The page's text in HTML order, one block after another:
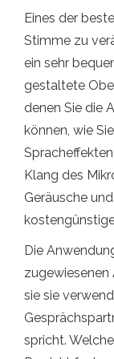
Eines der
Stimme zu
ein sehr
gestaltete
denen Sie die
können, wie
Klang des
Geräusche
Die
zugewiesenen
sie sie
spricht.